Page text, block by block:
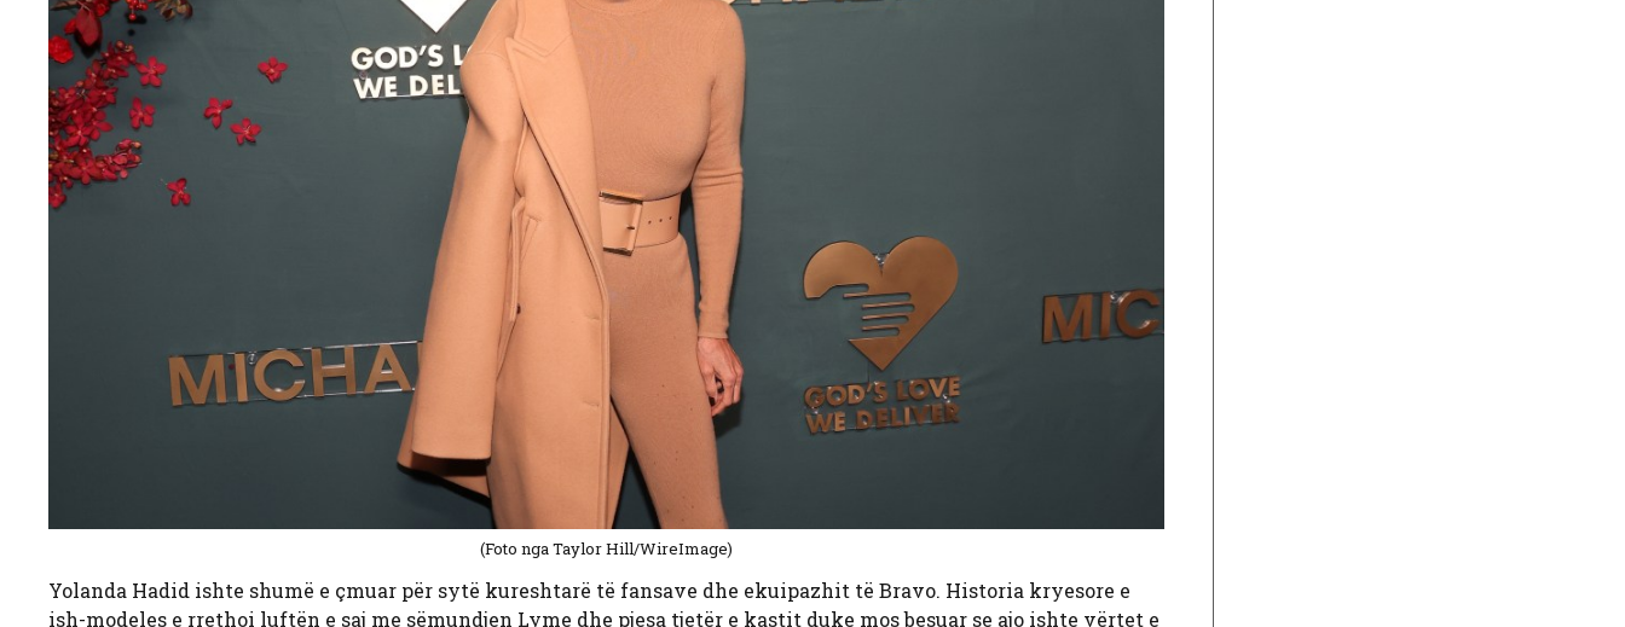
(Foto nga Taylor Hill/WireImage)
Yolanda Hadid ishte shumë e çmuar për sytë kureshtarë të fansave dhe ekuipazhit të Bravo. Historia kryesore e
ish-modeles e rrethoi luftën e saj me sëmundjen Lyme dhe pjesa tjetër e kastit duke mos besuar se ajo ishte vërtet e